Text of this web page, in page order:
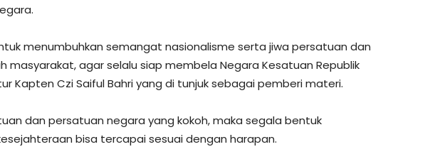
menumbuhkan semangat nasionalisme serta jiwa persatuan dan
masyarakat, agar selalu siap membela Negara Kesatuan Republik
Kapten Czi Saiful Bahri yang di tunjuk sebagai pemberi materi.
dan persatuan negara yang kokoh, maka segala bentuk
bisa tercapai sesuai dengan harapan.